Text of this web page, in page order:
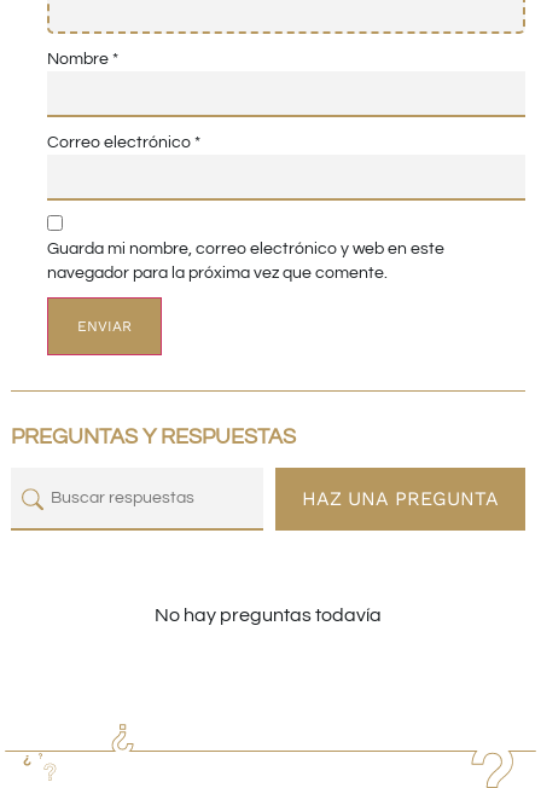
Nombre *
Correo electrónico *
Guarda mi nombre, correo electrónico y web en este
navegador para la próxima vez que comente.
PREGUNTAS Y RESPUESTAS
HAZ UNA PREGUNTA
No hay preguntas todavía